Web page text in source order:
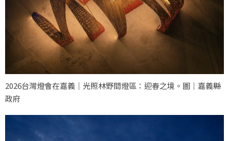
2026台灣燈會在嘉義｜光照林野間燈區：迎春之境。圖｜嘉義縣
政府